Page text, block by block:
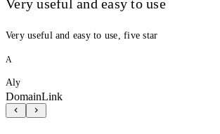
Very useful and easy to use
Very useful and easy to use, five star
A
Aly
DomainLink